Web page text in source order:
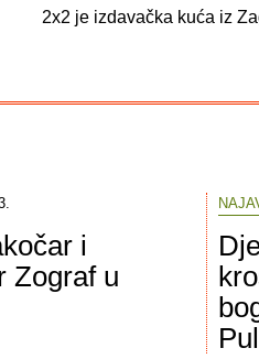
2x2 je izdavačka kuća iz
i
Zograf u